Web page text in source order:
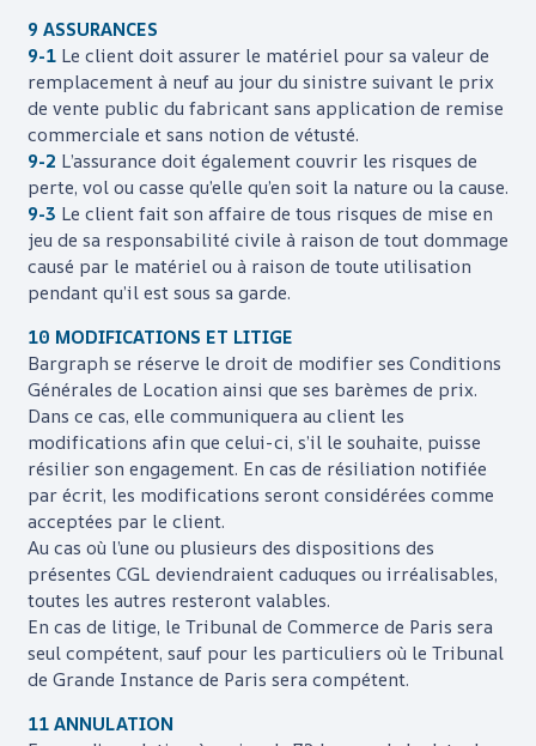
9 ASSURANCES
9-1 Le client doit assurer le matériel pour sa valeur de
remplacement à neuf au jour du sinistre suivant le prix
de vente public du fabricant sans application de remise
commerciale et sans notion de vétusté.
9-2 L’assurance doit également couvrir les risques de
perte, vol ou casse qu’elle qu’en soit la nature ou la cause.
9-3 Le client fait son affaire de tous risques de mise en
jeu de sa responsabilité civile à raison de tout dommage
causé par le matériel ou à raison de toute utilisation
pendant qu’il est sous sa garde.
10 MODIFICATIONS ET LITIGE
Bargraphse réserve le droit de modifier ses Conditions
Générales de Location ainsi que ses barèmes de prix.
Dans ce cas, elle communiquera au client les
modifications afin que celui-ci, s’il le souhaite, puisse
résilier son engagement. En cas de résiliation notifiée
par écrit, les modifications seront considérées comme
acceptées par le client.
Au cas où l’une ou plusieurs des dispositions des
présentes CGL deviendraient caduques ou irréalisables,
toutes les autres resteront valables.
En cas de litige, le Tribunal de Commerce de Paris sera
seul compétent, sauf pour les particuliers où le Tribunal
de Grande Instance de Paris sera compétent.
11 ANNULATION